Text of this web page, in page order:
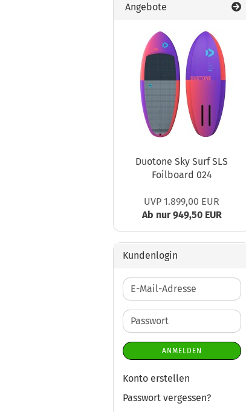
Angebote
Duotone Sky Surf SLS
Foilboard 024
UVP 1.899,00 EUR
Ab nur 949,50 EUR
Kundenlogin
E-
Mail-
Adresse
Passwort
ANMELDEN
Konto erstellen
Passwort vergessen?